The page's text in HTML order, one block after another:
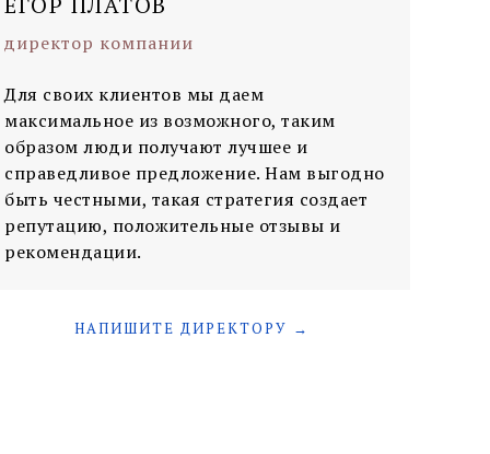
Для своих клиентов мы даем
максимальное из возможного, таким
образом люди получают лучшее и
справедливое предложение. Нам выгодно
быть честными, такая стратегия создает
репутацию, положительные отзывы и
рекомендации.
директор компании
НАПИШИТЕ ДИРЕКТОРУ →